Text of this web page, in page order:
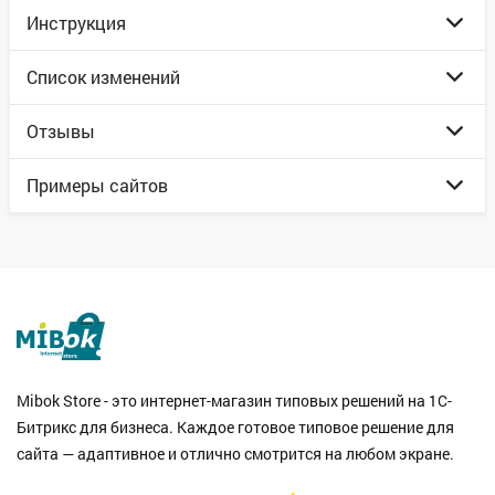
Инструкция
Список изменений
Отзывы
Примеры сайтов
Mibok Store - это интернет-магазин типовых решений на 1С-
Битрикс для бизнеса. Каждое готовое типовое решение для
сайта — адаптивное и отлично смотрится на любом экране.